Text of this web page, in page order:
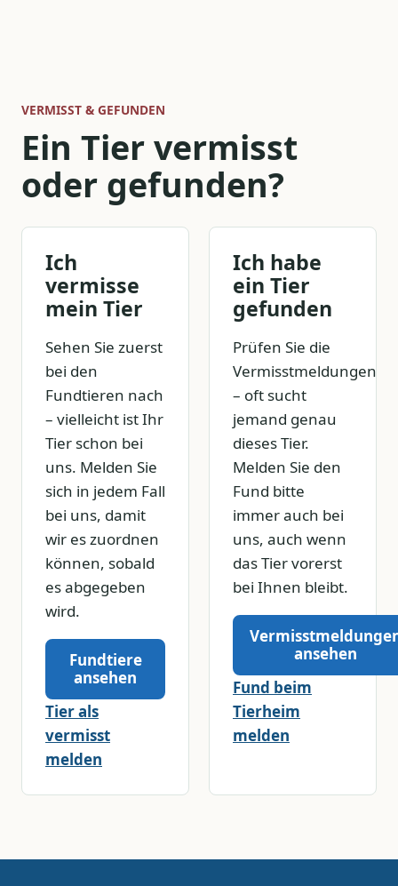
VERMISST & GEFUNDEN
Ein Tier vermisst
oder gefunden?
Ich
vermisse
mein Tier
Sehen Sie zuerst
bei den
Fundtieren nach
– vielleicht ist Ihr
Tier schon bei
uns. Melden Sie
sich in jedem Fall
bei uns, damit
wir es zuordnen
können, sobald
es abgegeben
wird.
Fundtiere
ansehen
Tier als
vermisst
melden
Ich habe
ein Tier
gefunden
Prüfen Sie die
Vermisstmeldungen
– oft sucht
jemand genau
dieses Tier.
Melden Sie den
Fund bitte
immer auch bei
uns, auch wenn
das Tier vorerst
bei Ihnen bleibt.
ansehen
Fund beim
Tierheim
melden